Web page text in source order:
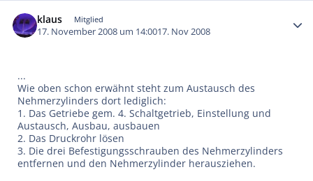
klaus Mitglied
17. November 2008 um 14:0017. Nov 2008
...
Wie oben schon erwähnt steht zum Austausch des
Nehmerzylinders dort lediglich:
1. Das Getriebe gem. 4. Schaltgetrieb, Einstellung und
Austausch, Ausbau, ausbauen
2. Das Druckrohr lösen
3. Die drei Befestigungsschrauben des Nehmerzylinders
entfernen und den Nehmerzylinder herausziehen.